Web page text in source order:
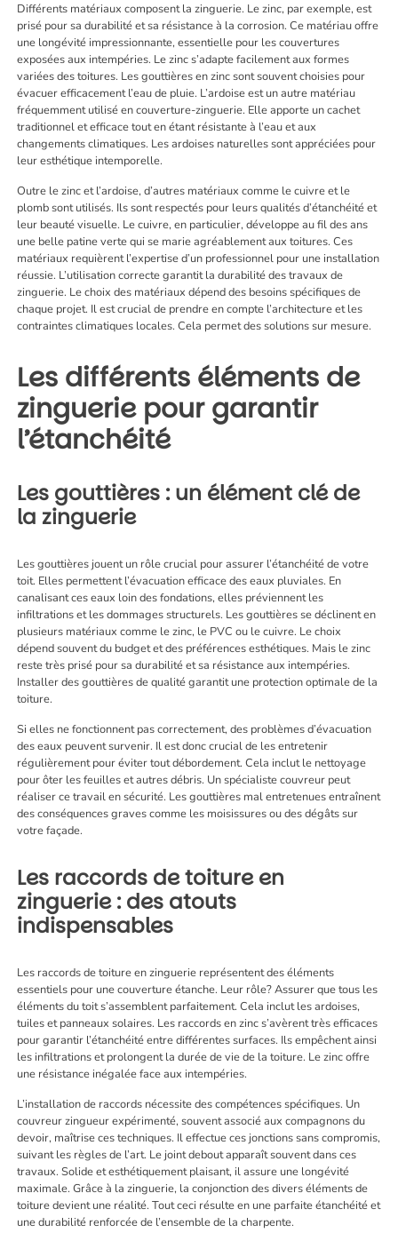
Différents matériaux composent la zinguerie. Le zinc, par exemple, est
prisé pour sa durabilité et sa résistance à la corrosion. Ce matériau offre
une longévité impressionnante, essentielle pour les couvertures
exposées aux intempéries. Le zinc s’adapte facilement aux formes
variées des toitures. Les gouttières en zinc sont souvent choisies pour
évacuer efficacement l’eau de pluie. L’ardoise est un autre matériau
fréquemment utilisé en couverture-zinguerie. Elle apporte un cachet
traditionnel et efficace tout en étant résistante à l’eau et aux
changements climatiques. Les ardoises naturelles sont appréciées pour
leur esthétique intemporelle.
Outre le zinc et l’ardoise, d’autres matériaux comme le cuivre et le
plomb sont utilisés. Ils sont respectés pour leurs qualités d’étanchéité et
leur beauté visuelle. Le cuivre, en particulier, développe au fil des ans
une belle patine verte qui se marie agréablement aux toitures. Ces
matériaux requièrent l’expertise d’un professionnel pour une installation
réussie. L’utilisation correcte garantit la durabilité des travaux de
zinguerie. Le choix des matériaux dépend des besoins spécifiques de
chaque projet. Il est crucial de prendre en compte l’architecture et les
contraintes climatiques locales. Cela permet des solutions sur mesure.
Les différents éléments de
zinguerie pour garantir
l’étanchéité
Les gouttières : un élément clé de
la zinguerie
Les gouttières jouent un rôle crucial pour assurer l’étanchéité de votre
toit. Elles permettent l’évacuation efficace des eaux pluviales. En
canalisant ces eaux loin des fondations, elles préviennent les
infiltrations et les dommages structurels. Les gouttières se déclinent en
plusieurs matériaux comme le zinc, le PVC ou le cuivre. Le choix
dépend souvent du budget et des préférences esthétiques. Mais le zinc
reste très prisé pour sa durabilité et sa résistance aux intempéries.
Installer des gouttières de qualité garantit une protection optimale de la
toiture.
Si elles ne fonctionnent pas correctement, des problèmes d’évacuation
des eaux peuvent survenir. Il est donc crucial de les entretenir
régulièrement pour éviter tout débordement. Cela inclut le nettoyage
pour ôter les feuilles et autres débris. Un spécialiste couvreur peut
réaliser ce travail en sécurité. Les gouttières mal entretenues entraînent
des conséquences graves comme les moisissures ou des dégâts sur
votre façade.
Les raccords de toiture en
zinguerie : des atouts
indispensables
Les raccords de toiture en zinguerie représentent des éléments
essentiels pour une couverture étanche. Leur rôle? Assurer que tous les
éléments du toit s’assemblent parfaitement. Cela inclut les ardoises,
tuiles et panneaux solaires. Les raccords en zinc s’avèrent très efficaces
pour garantir l’étanchéité entre différentes surfaces. Ils empêchent ainsi
les infiltrations et prolongent la durée de vie de la toiture. Le zinc offre
une résistance inégalée face aux intempéries.
L’installation de raccords nécessite des compétences spécifiques. Un
couvreur zingueur expérimenté, souvent associé aux compagnons du
devoir, maîtrise ces techniques. Il effectue ces jonctions sans compromis,
suivant les règles de l’art. Le joint debout apparaît souvent dans ces
travaux. Solide et esthétiquement plaisant, il assure une longévité
maximale. Grâce à la zinguerie, la conjonction des divers éléments de
toiture devient une réalité. Tout ceci résulte en une parfaite étanchéité et
une durabilité renforcée de l’ensemble de la charpente.